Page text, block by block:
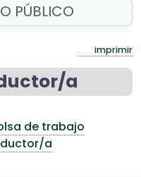
PÚBLICO
imprimir
a
de trabajo
a